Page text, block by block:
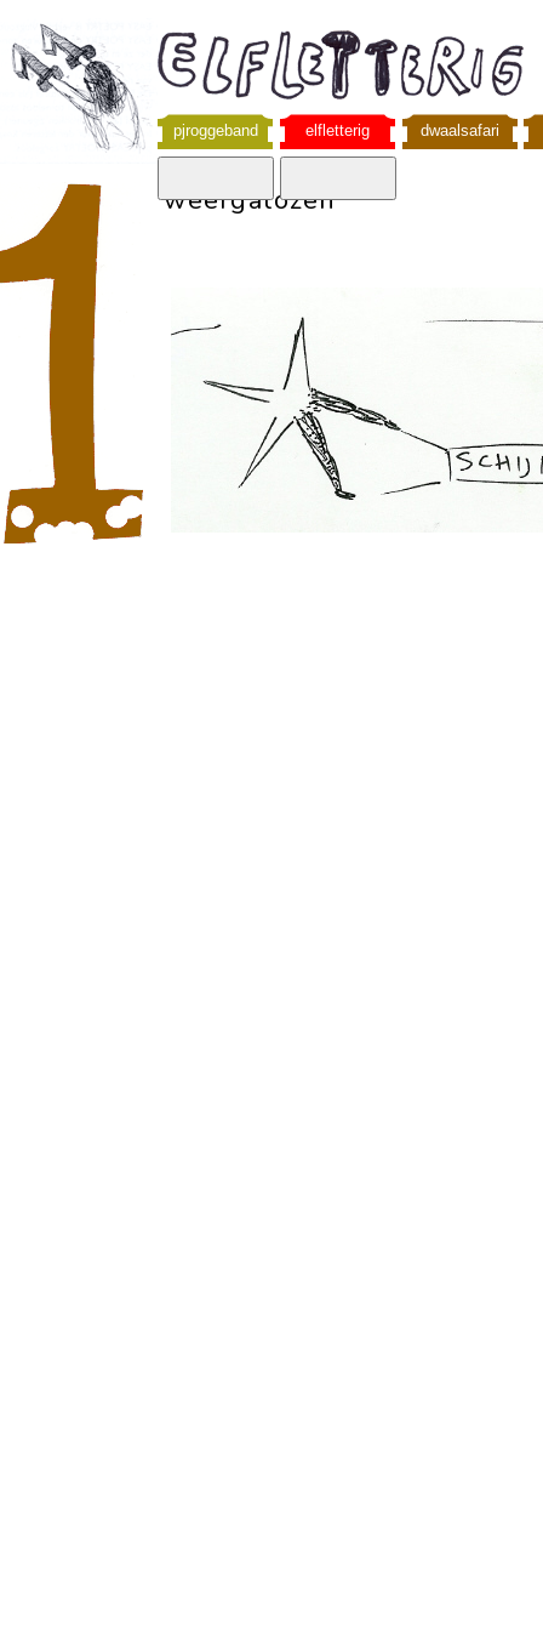
pjroggeband elfletterig dwaalsafari
weergalozen